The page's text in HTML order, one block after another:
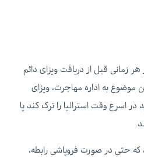
زمانی قبل از دریافت ویزای دائم
موضوع به اداره مهاجرت، ویزای
اسرع وقت استرالیا را ترک کند یا
که حتی در صورت فروپاشی رابطه،